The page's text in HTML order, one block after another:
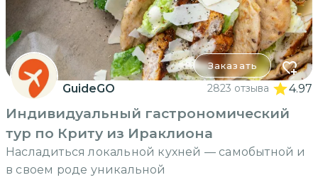
Заказать
GuideGO 2823 отзыва 4.97
Индивидуальный гастрономический
тур по Криту из Ираклиона
Насладиться локальной кухней — самобытной и
в своем роде уникальной